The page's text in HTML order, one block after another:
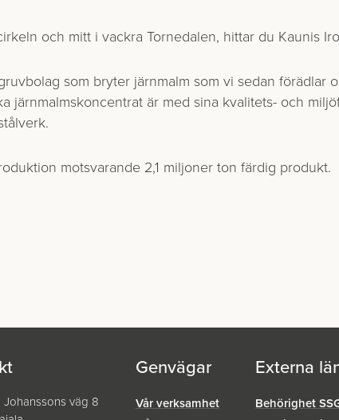
och mitt i vackra Tornedalen, hittar du Kaunis
som bryter järnmalm som vi sedan förädlar
järnmalmskoncentrat är med sina kvalitets- och
motsvarande 2,1 miljoner ton färdig produkt.
Johanssons väg 8
Genvägar
Vår verksamhet
Externa
Behörighet